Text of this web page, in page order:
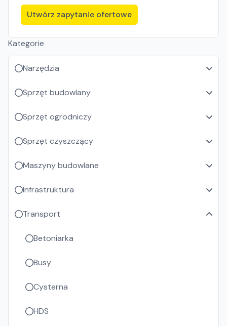
Utwórz zapytanie ofertowe
Kategorie
Narzędzia
Sprzęt budowlany
Sprzęt ogrodniczy
Sprzęt czyszczący
Maszyny budowlane
Infrastruktura
Transport
Betoniarka
Busy
Cysterna
HDS